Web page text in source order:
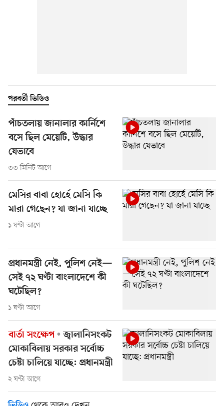
পরবর্তী ভিডিও
পাঁচতলায় জানালার কার্নিশে
বসে ছিল মেয়েটি, উদ্ধার
যেভাবে
৩৩ মিনিট আগে
মেসির বাবা হোর্হে মেসি কি
মারা গেছেন? যা জানা যাচ্ছে
১ ঘণ্টা আগে
প্রধানমন্ত্রী নেই, পুলিশ নেই—
সেই ৭২ ঘণ্টা বাংলাদেশে কী
ঘটেছিল?
১ ঘণ্টা আগে
বার্তা সংক্ষেপ
জ্বালানিসংকট
মোকাবিলায় সরকার সর্বোচ্চ
চেষ্টা চালিয়ে যাচ্ছে: প্রধানমন্ত্রী
২ ঘণ্টা আগে